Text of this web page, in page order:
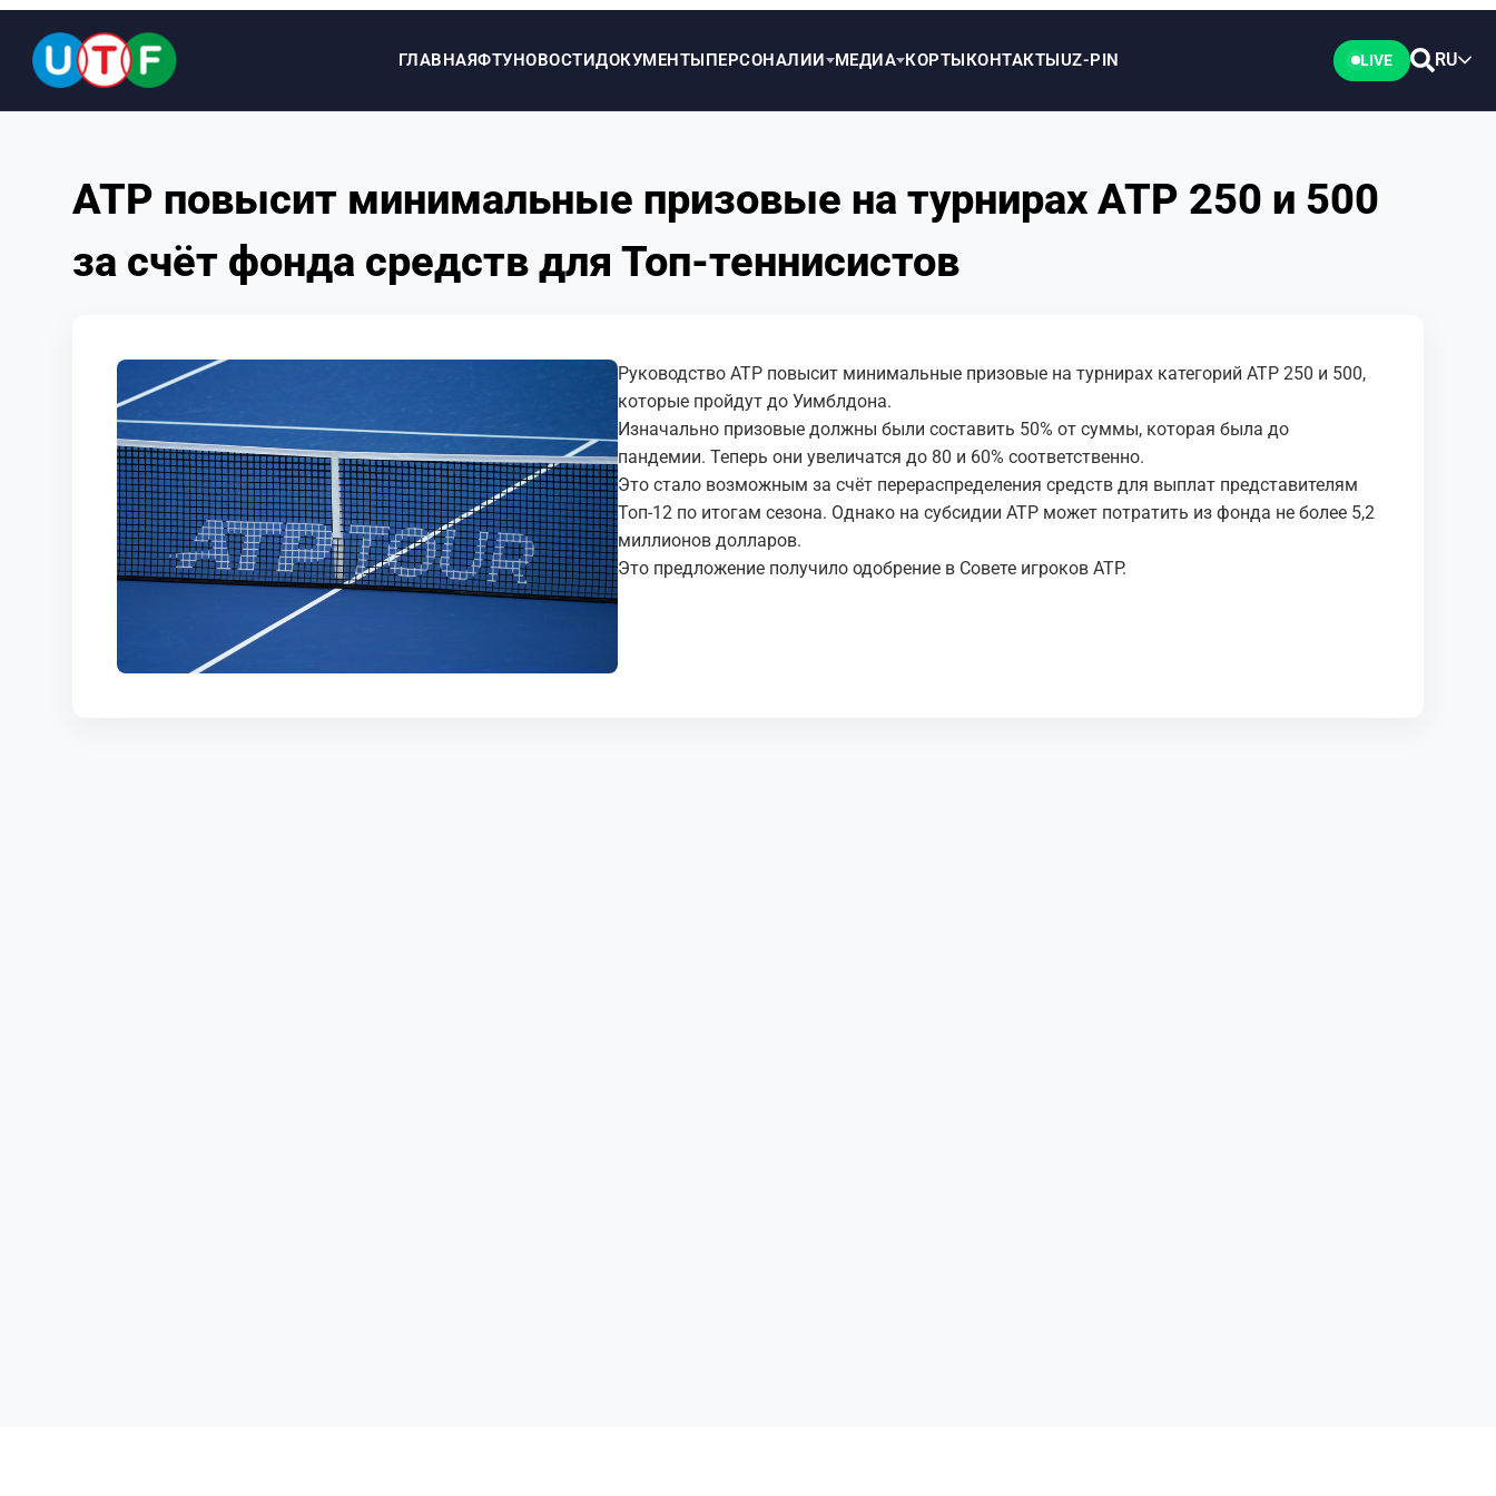
ГЛАВНАЯФТУНОВОСТИДОКУМЕНТЫПЕРСОНАЛИИ МЕДИА КОРТЫКОНТАКТЫUZ-PIN RU
ДОКУМЕНТЫ
ПЕРСОНАЛИИ
ATP повысит минимальные призовые на турнирах ATP 250 и 500
за счёт фонда средств для Топ-теннисистов
Руководство ATP повысит минимальные призовые на турнирах категорий ATP 250 и 500,
которые пройдут до Уимблдона.
Изначально призовые должны были составить 50% от суммы, которая была до
пандемии. Теперь они увеличатся до 80 и 60% соответственно.
Это стало возможным за счёт перераспределения средств для выплат представителям
Топ-12 по итогам сезона. Однако на субсидии ATP может потратить из фонда не более 5,2
миллионов долларов.
Это предложение получило одобрение в Совете игроков ATP.